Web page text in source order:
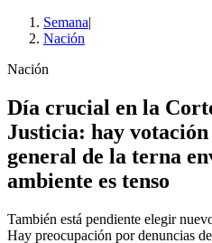
Semana|
Nación
Nación
Día crucial en la
Justicia: hay
general de la terna
ambiente es tenso
También está pendiente elegir
Hay preocupación por denuncias